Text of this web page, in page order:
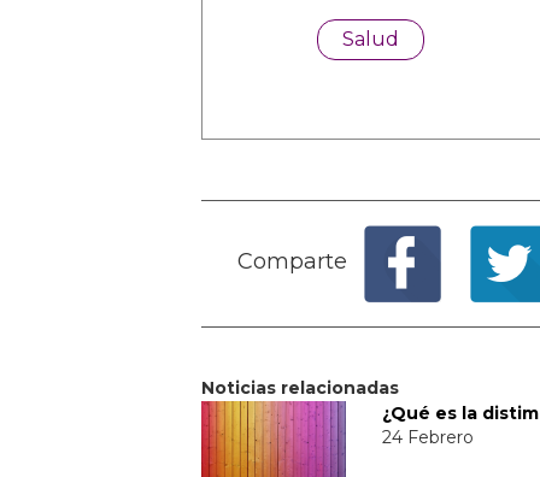
Salud
Comparte
Noticias relacionadas
¿Qué es la
24 Febrero